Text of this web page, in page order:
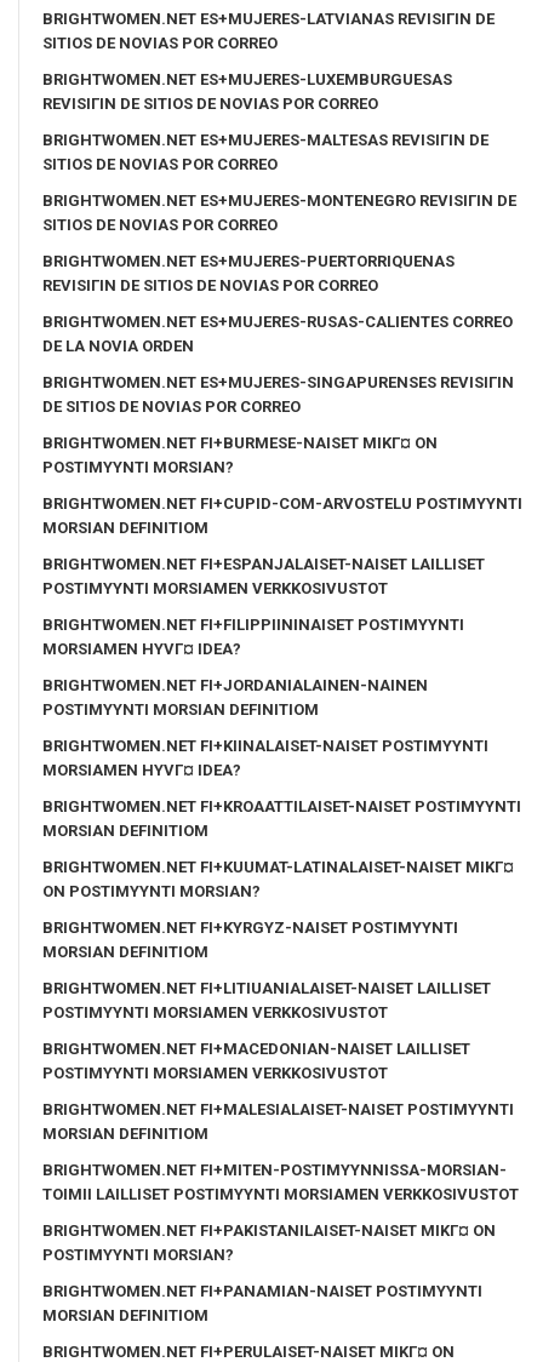
BRIGHTWOMEN.NET ES+MUJERES-LATVIANAS REVISIГІN DE
SITIOS DE NOVIAS POR CORREO
BRIGHTWOMEN.NET ES+MUJERES-LUXEMBURGUESAS
REVISIГІN DE SITIOS DE NOVIAS POR CORREO
BRIGHTWOMEN.NET ES+MUJERES-MALTESAS REVISIГІN DE
SITIOS DE NOVIAS POR CORREO
BRIGHTWOMEN.NET ES+MUJERES-MONTENEGRO REVISIГІN DE
SITIOS DE NOVIAS POR CORREO
BRIGHTWOMEN.NET ES+MUJERES-PUERTORRIQUENAS
REVISIГІN DE SITIOS DE NOVIAS POR CORREO
BRIGHTWOMEN.NET ES+MUJERES-RUSAS-CALIENTES CORREO
DE LA NOVIA ORDEN
BRIGHTWOMEN.NET ES+MUJERES-SINGAPURENSES REVISIГІN
DE SITIOS DE NOVIAS POR CORREO
BRIGHTWOMEN.NET FI+BURMESE-NAISET MIKГ¤ ON
POSTIMYYNTI MORSIAN?
BRIGHTWOMEN.NET FI+CUPID-COM-ARVOSTELU POSTIMYYNTI
MORSIAN DEFINITIOM
BRIGHTWOMEN.NET FI+ESPANJALAISET-NAISET LAILLISET
POSTIMYYNTI MORSIAMEN VERKKOSIVUSTOT
BRIGHTWOMEN.NET FI+FILIPPIININAISET POSTIMYYNTI
MORSIAMEN HYVГ¤ IDEA?
BRIGHTWOMEN.NET FI+JORDANIALAINEN-NAINEN
POSTIMYYNTI MORSIAN DEFINITIOM
BRIGHTWOMEN.NET FI+KIINALAISET-NAISET POSTIMYYNTI
MORSIAMEN HYVГ¤ IDEA?
BRIGHTWOMEN.NET FI+KROAATTILAISET-NAISET POSTIMYYNTI
MORSIAN DEFINITIOM
BRIGHTWOMEN.NET FI+KUUMAT-LATINALAISET-NAISET MIKГ¤
ON POSTIMYYNTI MORSIAN?
BRIGHTWOMEN.NET FI+KYRGYZ-NAISET POSTIMYYNTI
MORSIAN DEFINITIOM
BRIGHTWOMEN.NET FI+LITIUANIALAISET-NAISET LAILLISET
POSTIMYYNTI MORSIAMEN VERKKOSIVUSTOT
BRIGHTWOMEN.NET FI+MACEDONIAN-NAISET LAILLISET
POSTIMYYNTI MORSIAMEN VERKKOSIVUSTOT
BRIGHTWOMEN.NET FI+MALESIALAISET-NAISET POSTIMYYNTI
MORSIAN DEFINITIOM
BRIGHTWOMEN.NET FI+MITEN-POSTIMYYNNISSA-MORSIAN-
TOIMII LAILLISET POSTIMYYNTI MORSIAMEN VERKKOSIVUSTOT
BRIGHTWOMEN.NET FI+PAKISTANILAISET-NAISET MIKГ¤ ON
POSTIMYYNTI MORSIAN?
BRIGHTWOMEN.NET FI+PANAMIAN-NAISET POSTIMYYNTI
MORSIAN DEFINITIOM
BRIGHTWOMEN.NET FI+PERULAISET-NAISET MIKГ¤ ON